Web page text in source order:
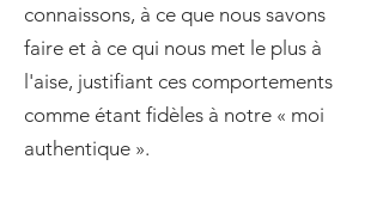
connaissons, à ce que nous savons
faire et à ce qui nous met le plus à
l'aise, justifiant ces comportements
comme étant fidèles à notre « moi
authentique ».